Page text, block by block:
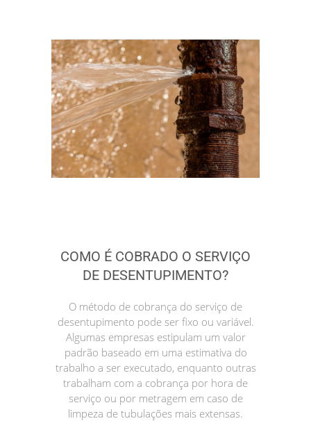
COMO É COBRADO O SERVIÇO
DE DESENTUPIMENTO?
O método de cobrança do serviço de
desentupimento pode ser fixo ou variável.
Algumas empresas estipulam um valor
padrão baseado em uma estimativa do
trabalho a ser executado, enquanto outras
trabalham com a cobrança por hora de
serviço ou por metragem em caso de
limpeza de tubulações mais extensas.